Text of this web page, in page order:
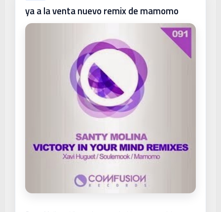
ya a la venta nuevo remix de mamomo